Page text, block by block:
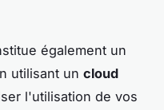
également un
utilisant un cloud
l'utilisation de vos